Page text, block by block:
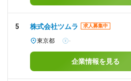
5 株式会社ツムラ 求人募集中
東京都 -
企業情報を見る